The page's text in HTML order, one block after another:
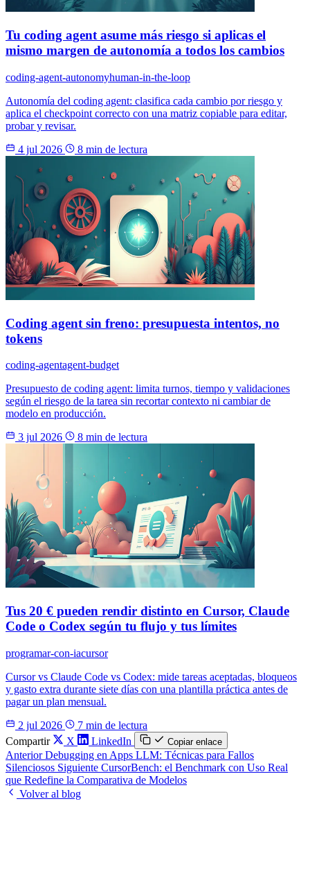
Tu coding agent asume más riesgo si aplicas el
mismo margen de autonomía a todos los cambios
coding-agent-autonomyhuman-in-the-loop
Autonomía del coding agent: clasifica cada cambio por riesgo y
aplica el checkpoint correcto con una matriz copiable para editar,
probar y revisar.
4 jul 2026
8 min de lectura
Coding agent sin freno: presupuesta intentos, no
tokens
coding-agentagent-budget
Presupuesto de coding agent: limita turnos, tiempo y validaciones
según el riesgo de la tarea sin recortar contexto ni cambiar de
modelo en producción.
3 jul 2026
8 min de lectura
Tus 20 € pueden rendir distinto en Cursor, Claude
Code o Codex según tu flujo y tus límites
programar-con-iacursor
Cursor vs Claude Code vs Codex: mide tareas aceptadas, bloqueos
y gasto extra durante siete días con una plantilla práctica antes de
pagar un plan mensual.
2 jul 2026
7 min de lectura
Compartir
X LinkedIn Copiar enlace
Anterior Debugging en Apps LLM: Técnicas para Fallos
Silenciosos Siguiente CursorBench: el Benchmark con Uso Real
que Redefine la Comparativa de Modelos
Volver al blog